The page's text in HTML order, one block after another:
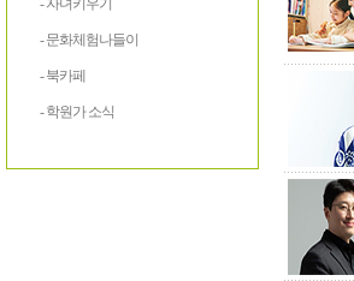
- 자녀키우기
- 문화체험나들이
- 북카페
- 학원가 소식